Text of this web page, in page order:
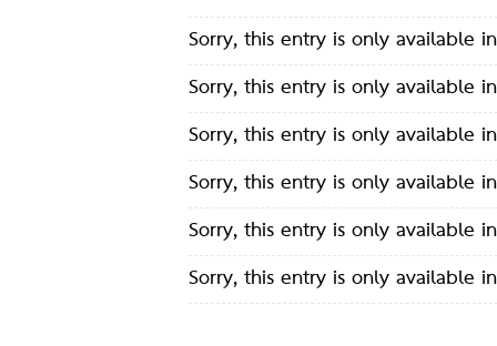
Sorry, this entry is only available
Sorry, this entry is only available
Sorry, this entry is only available
Sorry, this entry is only available
Sorry, this entry is only available
Sorry, this entry is only available